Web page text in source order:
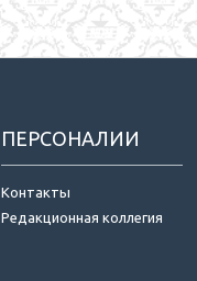
ПЕРСОНАЛИИ
Контакты
Редакционная коллегия